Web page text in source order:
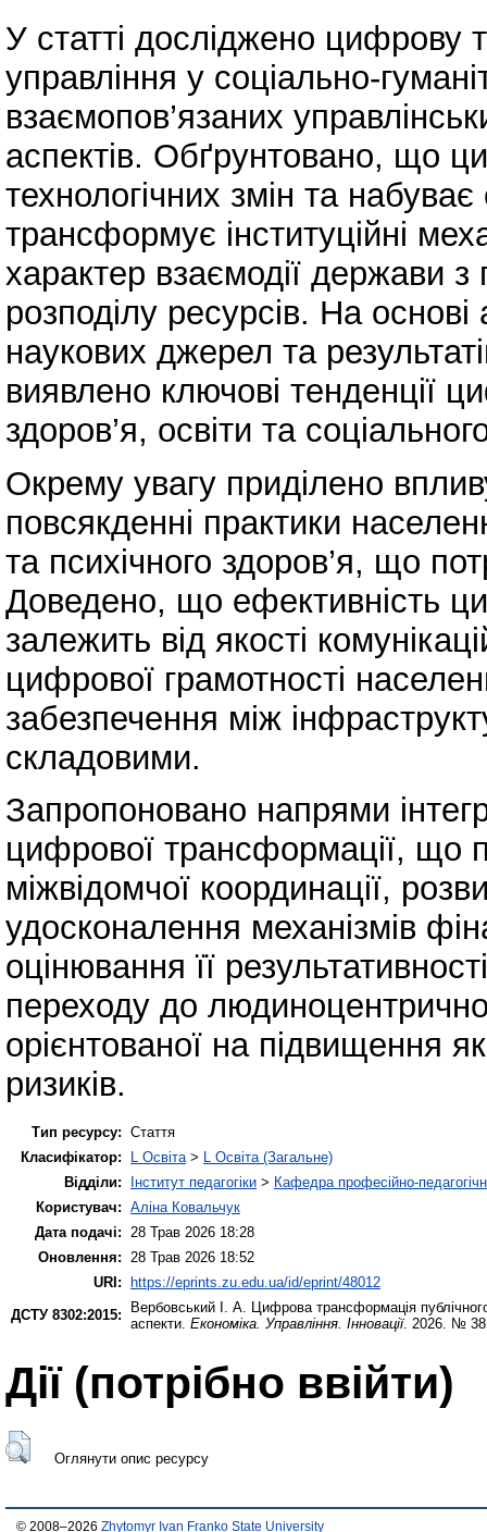
У статті досліджено цифрову
управління у соціально-
взаємопов’язаних
аспектів. Обґрунтовано, що
технологічних змін та
трансформує інституційні
характер взаємодії держави
розподілу ресурсів. На
наукових джерел та
виявлено ключові тенденції
здоров’я, освіти та
Окрему увагу приділено
повсякденні практики
та психічного здоров’я, що
Доведено, що ефективність
залежить від якості
цифрової грамотності
забезпечення між
складовими.
Запропоновано напрями
цифрової трансформації, що
міжвідомчої координації,
удосконалення механізмів
оцінювання її
переходу до
орієнтованої на підвищення
ризиків.
Тип ресурсу: Стаття
Класифікатор:
L Освіта> L Освіта (Загальне)
Відділи:
Інститут педагогіки > Кафедра професійно-
Користувач: Аліна Ковальчук
Дата подачі: 28 Трав 2026 18:28
Оновлення: 28 Трав 2026 18:52
URI:
https://eprints.zu.edu.ua/id/eprint/48012
ДСТУ 8302:2015:
Вербовський І. А. Цифрова трансформація публічного
аспекти. Економіка. Управління. Інновації. 2026. №
Дії ​​(потрібно ввійти)
Оглянути опис ресурсу
© 2008–2026 Zhytomyr Ivan Franko State University